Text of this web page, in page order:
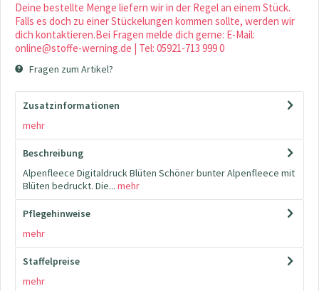
Deine bestellte Menge liefern wir in der Regel an einem Stück.
Falls es doch zu einer Stückelungen kommen sollte, werden wir
dich kontaktieren.Bei Fragen melde dich gerne: E-Mail:
online@stoffe-werning.de | Tel: 05921-713 999 0
Fragen zum Artikel?
Zusatzinformationen
mehr
Beschreibung
Alpenfleece Digitaldruck Blüten Schöner bunter Alpenfleece mit
Blüten bedruckt. Die... mehr
Pflegehinweise
mehr
Staffelpreise
mehr